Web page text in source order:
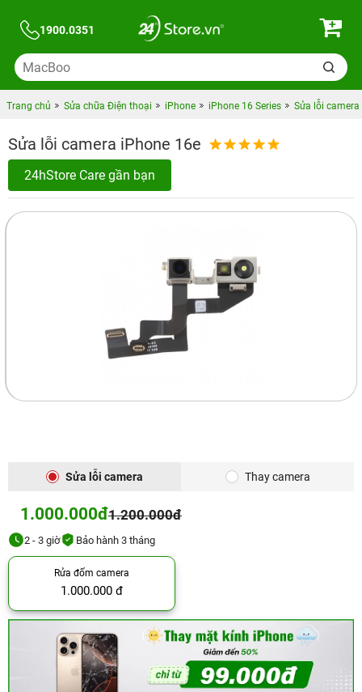
1900.0351
Trang chủ Sửa chữa Điện thoại iPhone iPhone 16 Series Sửa lỗi camera
Sửa lỗi camera iPhone 16e
24hStore Care gần bạn
Sửa lỗi camera Thay camera
1.000.000đ1.200.000đ
2 - 3 giờ Bảo hành 3 tháng
Rửa đốm camera
1.000.000 đ